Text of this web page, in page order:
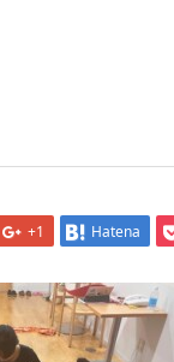
+1 Hatena